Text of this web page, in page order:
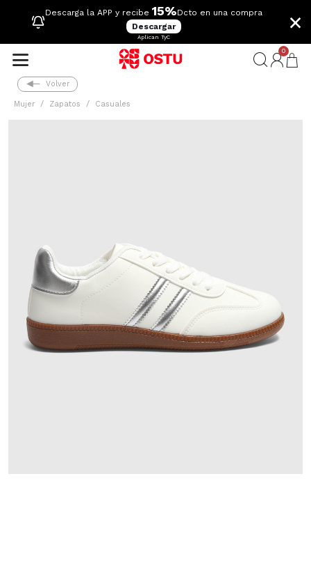
Descarga la APP y recibe 15%Dcto en una compra
Descargar
Aplican TyC
×
0
Volver
Mujer Zapatos Casuales